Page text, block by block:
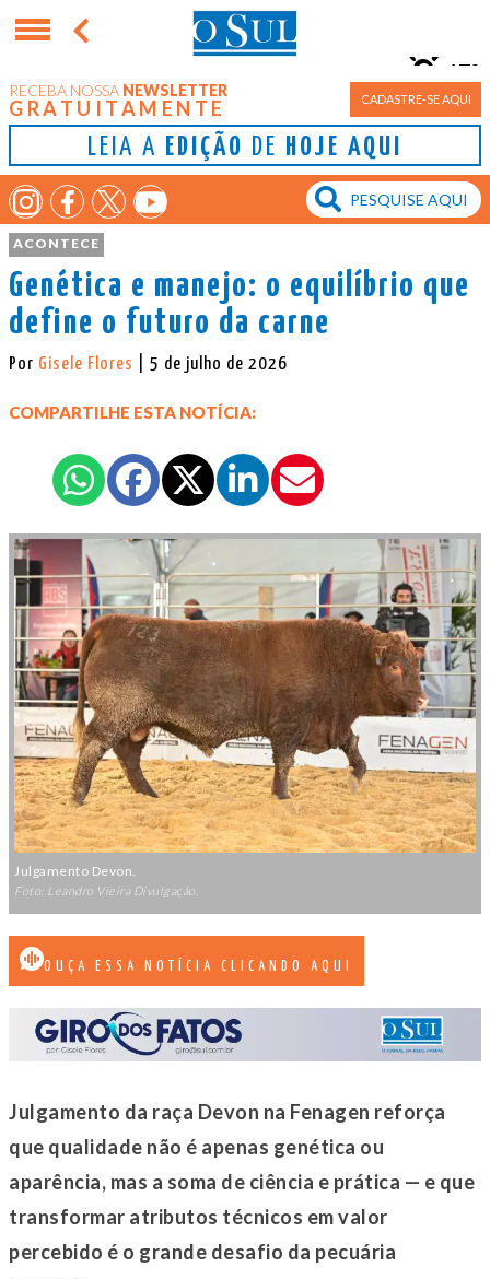
RECEBA NOSSA NEWSLETTER
GRATUITAMENTE CADASTRE-SE AQUI
LEIA A EDIÇÃO DE HOJE AQUI
Porto Alegre
17°
ACONTECE
Genética e manejo: o equilíbrio que
define o futuro da carne
Por Gisele Flores | 5 de julho de 2026
COMPARTILHE ESTA NOTÍCIA:
Julgamento Devon.
Foto: Leandro Vieira Divulgação.
OUÇA ESSA NOTÍCIA CLICANDO AQUI
Julgamento da raça Devon na Fenagen reforça
que qualidade não é apenas genética ou
aparência, mas a soma de ciência e prática — e que
transformar atributos técnicos em valor
percebido é o grande desafio da pecuária